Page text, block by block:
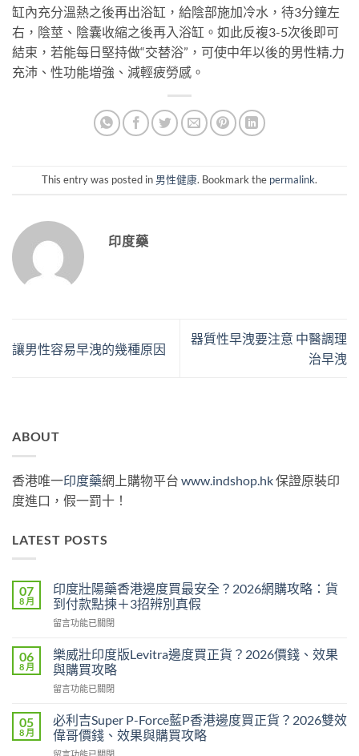
缸內充分溫熱之後再出浴缸，給陰部施加冷水，待3分鐘左
右，陰莖、陰囊收縮之後再入浴缸。如此反複3-5次後即可
結束，若能每日堅持做“交替浴”，可使中年以後的男性精 力
充沛、性功能增強、減輕疲勞感。
This entry was posted in 男性健康. Bookmark the permalink.
印度藥
讓男性容易早洩的幾種原因
器質性早洩要注意 中醫調理
治早洩
ABOUT
香港唯一印度藥網上購物平台 www.indshop.hk保證原裝印
度進口，假一罰十！
LATEST POSTS
07
8 月
印度壯陽藥香港邊度買最安全？2026網購攻略：貨
到付款點揀＋3招辨別真假
在
度
壯
陽
藥
港
邊
度
留言功能已關閉
06
8 月
樂威壯印度版Levitra邊度買正貨？2026價錢、效果
與購買攻略
在
威
壯
印
留言功能已關閉
05
8 月
必利吉Super P-Force藍P香港邊度買正貨？2026雙效
偉哥價錢、效果與購買攻略
在